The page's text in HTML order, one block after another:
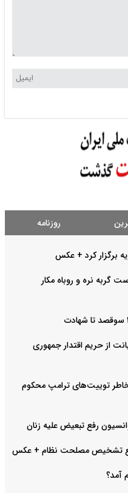
روزنامه
برگزار کرد + عکس
گربه نره و روباه مکار
از حریم اقتدار جمهوری
خاطر توییت‌های ترامپ محکوم
رفع تبعیض علیه زنان
تشخیص مصلحت نظام + عکس
آمد؟